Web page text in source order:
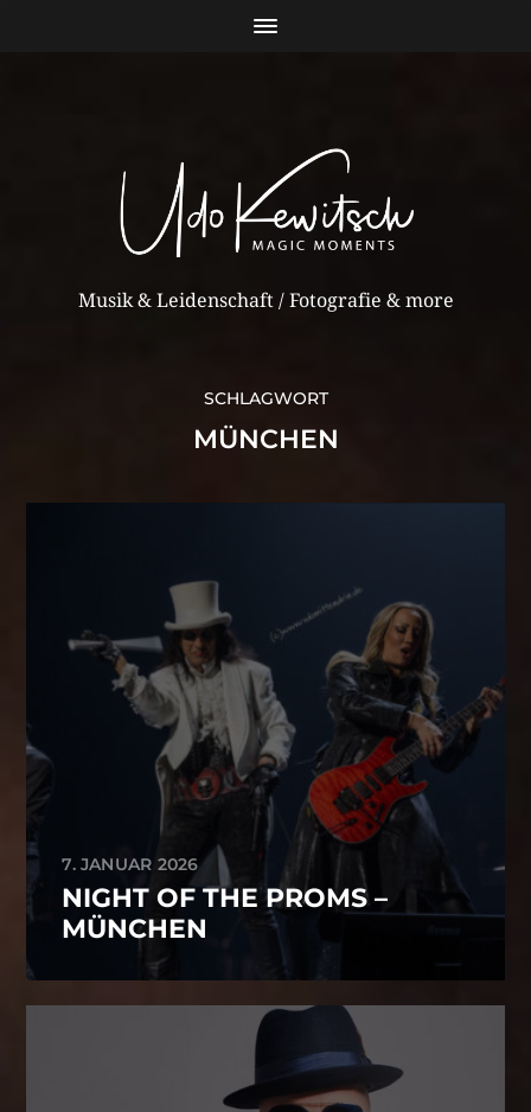
Musik & Leidenschaft / Fotografie & more
SCHLAGWORT
MÜNCHEN
7. JANUAR 2026
NIGHT OF THE PROMS –
MÜNCHEN